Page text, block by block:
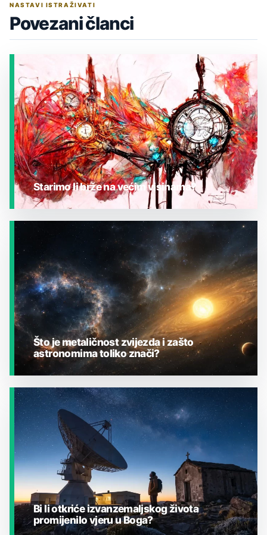
NASTAVI ISTRAŽIVATI
Povezani članci
JESTE LI ZNALI?
Starimo li brže na većim visinama?
JESTE LI ZNALI?
Što je metaličnost zvijezda i zašto
astronomima toliko znači?
Bi li otkriće izvanzemaljskog života
promijenilo vjeru u Boga?